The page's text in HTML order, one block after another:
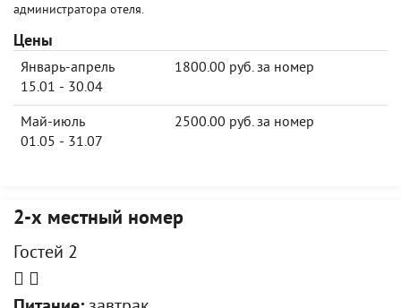
администратора отеля.
Цены
Январь-апрель
15.01 - 30.04
1800.00 руб. за номер
Май-июль
01.05 - 31.07
2500.00 руб. за номер
2-х местный номер
Гостей 2